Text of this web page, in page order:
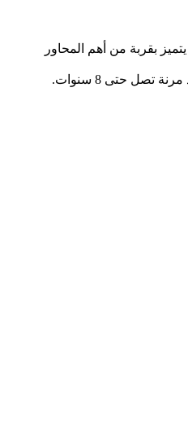
بقربة من أهم المحاور
حتى 8 سنوات.